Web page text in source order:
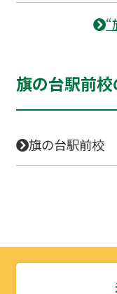
“
旗の台駅前
旗の台駅前校